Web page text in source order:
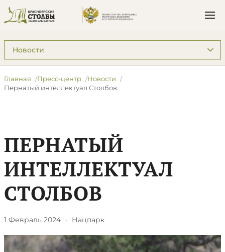
Подразделы: Пресс-центр
Главная Пресс-центр
Новости
​Пернатый интеллектуал Столбов
​ПЕРНАТЫЙ
ИНТЕЛЛЕКТУАЛ
СТОЛБОВ
1 Февраль 2024 · Нацпарк